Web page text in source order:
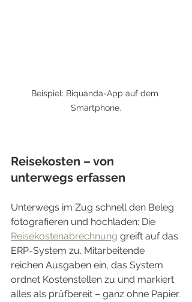
Beispiel: Biquanda-App auf dem
Smartphone.
Reisekosten – von
unterwegs erfassen
Unterwegs im Zug schnell den Beleg
fotografieren und hochladen: Die
Reisekostenabrechnung greift auf das
ERP-System zu. Mitarbeitende
reichen Ausgaben ein, das System
ordnet Kostenstellen zu und markiert
alles als prüfbereit – ganz ohne Papier.